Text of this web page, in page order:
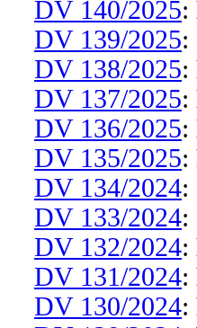
DV 140/2025:
DV 139/2025:
DV 138/2025:
DV 137/2025:
DV 136/2025:
DV 135/2025:
DV 134/2024:
DV 133/2024:
DV 132/2024:
DV 131/2024:
DV 130/2024: